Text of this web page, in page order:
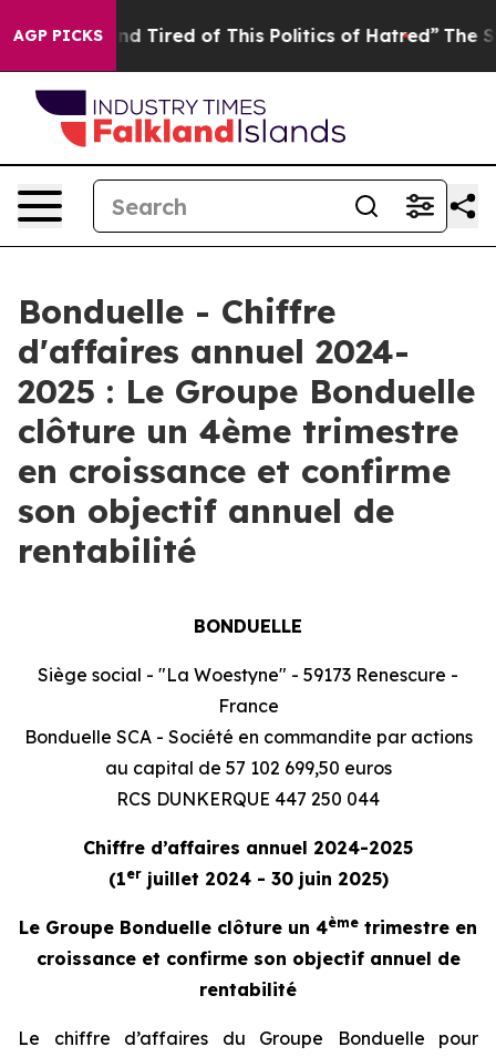
AGP PICKS
and Tired of This Politics of Hatred” The Story
Bonduelle - Chiffre
d'affaires annuel 2024-
2025 : Le Groupe Bonduelle
clôture un 4ème trimestre
en croissance et confirme
son objectif annuel de
rentabilité
BONDUELLE
Siège social - "La Woestyne" - 59173 Renescure -
France
Bonduelle SCA - Société en commandite par actions
au capital de 57 102 699,50 euros
RCS DUNKERQUE 447 250 044
Chiffre d’affaires annuel 2024-2025
(1erjuillet 2024 - 30 juin 2025)
Le Groupe Bonduelle clôture un 4ème trimestre en
croissance et confirme son objectif annuel de
rentabilité
Le chiffre d’affaires du Groupe Bonduelle pour